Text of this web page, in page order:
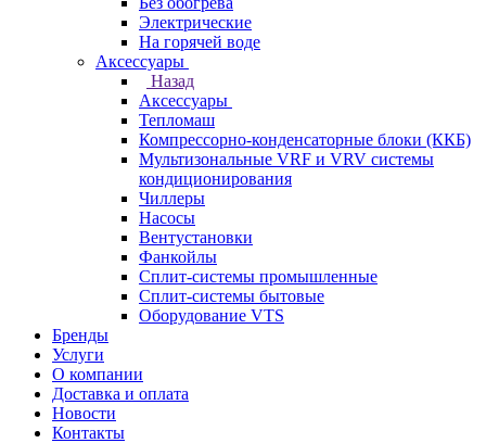
Электрические
На горячей воде
Аксессуары
Назад
Аксессуары
Тепломаш
Компрессорно-конденсаторные блоки (ККБ)
Мультизональные VRF и VRV системы
кондиционирования
Чиллеры
Насосы
Вентустановки
Фанкойлы
Сплит-системы промышленные
Сплит-системы бытовые
Оборудование VTS
Бренды
Услуги
О компании
Доставка и оплата
Новости
Контакты